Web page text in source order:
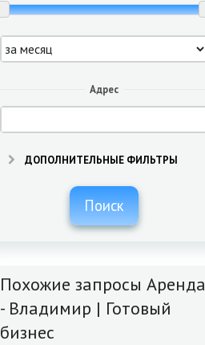
Адрес
ДОПОЛНИТЕЛЬНЫЕ ФИЛЬТРЫ
Поиск
Похожие запросы Аренда
- Владимир | Готовый
бизнес